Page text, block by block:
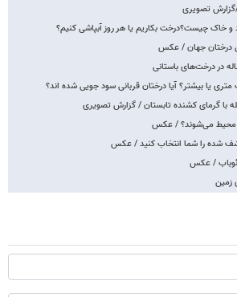
تصویری
و خاک چیست؟درخت بکاریم یا هر روز آبپاشی کنیم؟
درختان جهان / عکس
یا بیشتر؟ آیا درختان قربانی سود جویی شده اند؟
با گرمای کشنده تابستان / گزارش تصویری
محیط می‌شوند؟ / عکس
شده را شما انتخاب کنید / عکس
/ عکس
زمین